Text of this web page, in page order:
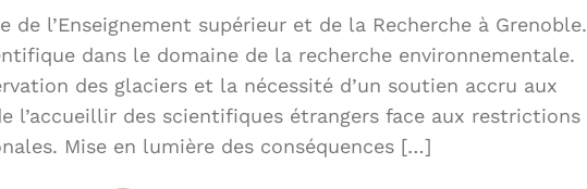
de l’Enseignement supérieur et de la Recherche à Grenoble.
dans le domaine de la recherche environnementale.
des glaciers et la nécessité d’un soutien accru aux
l’accueillir des scientifiques étrangers face aux restrictions
Mise en lumière des conséquences […]